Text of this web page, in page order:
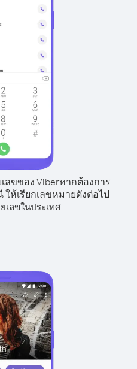
ลขของ Viberหากต้องการ
ห้เรียกเลขหมายดังต่อไป
เลขในประเทศ